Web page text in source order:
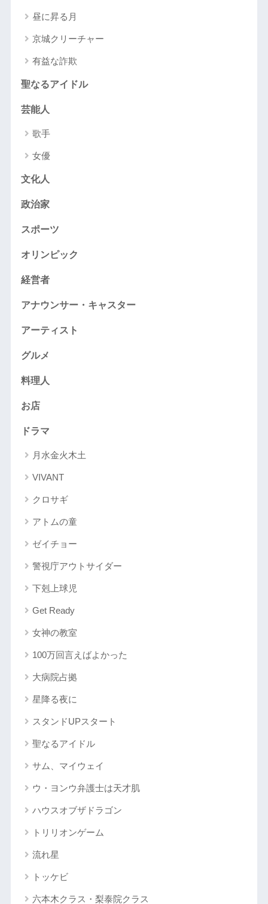
昼に昇る月
京城クリーチャー
有益な詐欺
聖なるアイドル
芸能人
歌手
女優
文化人
政治家
スポーツ
オリンピック
経営者
アナウンサー・キャスター
アーティスト
グルメ
料理人
お店
ドラマ
月水金火木土
VIVANT
クロサギ
アトムの童
ゼイチョー
警視庁アウトサイダー
下剋上球児
Get Ready
女神の教室
100万回言えばよかった
大病院占拠
星降る夜に
スタンドUPスタート
聖なるアイドル
サム、マイウェイ
ウ・ヨンウ弁護士は天才肌
ハウスオブザドラゴン
トリリオンゲーム
流れ星
トッケビ
六本木クラス・梨泰院クラス